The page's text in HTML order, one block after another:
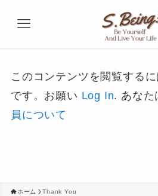
このコンテンツを閲覧する
です。お願い Log In. あなた
員について
ホーム Thank You